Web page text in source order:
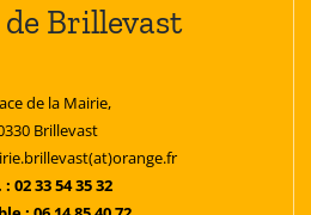
Brillevast
de la Mairie,
Brillevast
02 33 54 35 32